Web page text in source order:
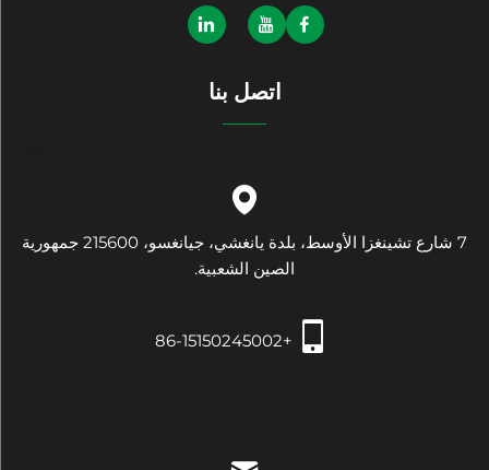
اتصل بنا
7 شارع تشينغزا الأوسط، بلدة يانغشي، جيانغسو، 215600 جمهورية
الصين الشعبية.
+86-15150245002